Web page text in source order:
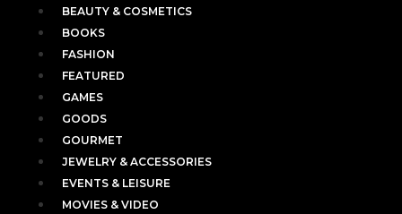
BEAUTY & COSMETICS
BOOKS
FASHION
FEATURED
GAMES
GOODS
GOURMET
JEWELRY & ACCESSORIES
EVENTS & LEISURE
MOVIES & VIDEO